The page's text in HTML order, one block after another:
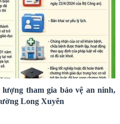
tham gia bảo vệ an ninh,
Long Xuyên